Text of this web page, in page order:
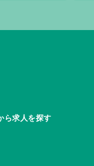
ら求人を探す